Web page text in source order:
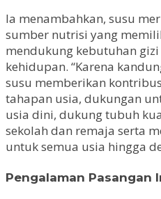
Ia menambahkan, susu
sumber nutrisi yang
mendukung kebutuhan
kehidupan. “Karena
susu memberikan
tahapan usia, dukungan
usia dini, dukung tubuh
sekolah dan remaja serta
untuk semua usia hingga
Pengalaman Pasangan